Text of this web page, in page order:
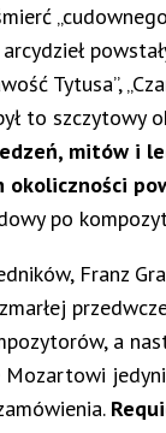
Tytusa”,
to szczytowy
mitów i
po
Franz
a
Mozartowi